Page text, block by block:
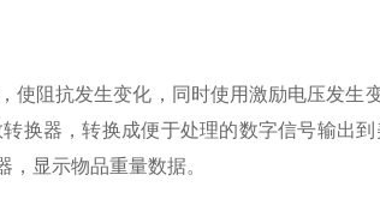
使阻抗发生变化，同时使用激励电压发生
换器，转换成便于处理的数字信号输出到
显示物品重量数据。